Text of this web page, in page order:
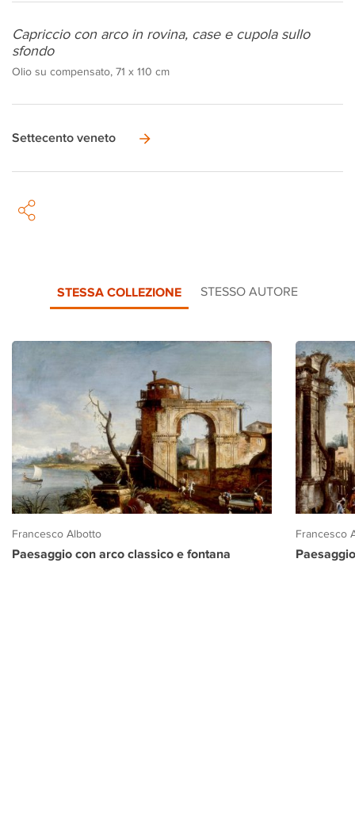
Capriccio con arco in rovina, case e cupola sullo
sfondo
Olio su compensato, 71 x 110 cm
Settecento veneto
STESSA COLLEZIONE STESSO AUTORE
Francesco Albotto
Paesaggio con arco classico e fontana
Francesco